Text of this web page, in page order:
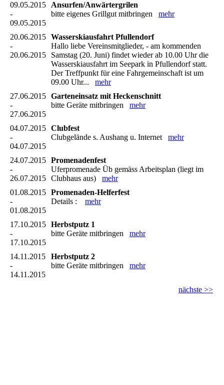
09.05.2015
-
09.05.2015
Ansurfen/Anwärtergrilen
bitte eigenes Grillgut mitbringen mehr
20.06.2015
-
20.06.2015
Wasserskiausfahrt Pfullendorf
Hallo liebe Vereinsmitglieder, - am kommenden
Samstag (20. Juni) findet wieder ab 10.00 Uhr die
Wasserskiausfahrt im Seepark in Pfullendorf statt.
Der Treffpunkt für eine Fahrgemeinschaft ist um
09.00 Uhr... mehr
27.06.2015
-
27.06.2015
Garteneinsatz mit Heckenschnitt
bitte Geräte mitbringen mehr
04.07.2015
-
04.07.2015
Clubfest
Clubgelände s. Aushang u. Internet mehr
24.07.2015
-
26.07.2015
Promenadenfest
Uferpromenade Üb gemäss Arbeitsplan (liegt im
Clubhaus aus) mehr
01.08.2015
-
01.08.2015
Promenaden-Helferfest
Details : mehr
17.10.2015
-
17.10.2015
Herbstputz 1
bitte Geräte mitbringen mehr
14.11.2015
-
14.11.2015
Herbstputz 2
bitte Geräte mitbringen mehr
nächste >>